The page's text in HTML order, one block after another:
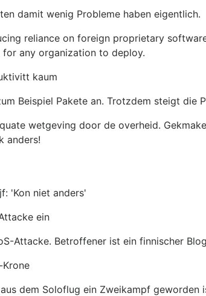
damit wenig Probleme haben eigentlich.
reliance on foreign proprietary
any organization to deploy.
kaum
Beispiel Pakete an. Trotzdem steigt die
wetgeving door de overheid.
anders!
'Kon niet anders'
ein
Attacke. Betroffener ist ein finnischer
Krone
dem Soloflug ein Zweikampf geworden